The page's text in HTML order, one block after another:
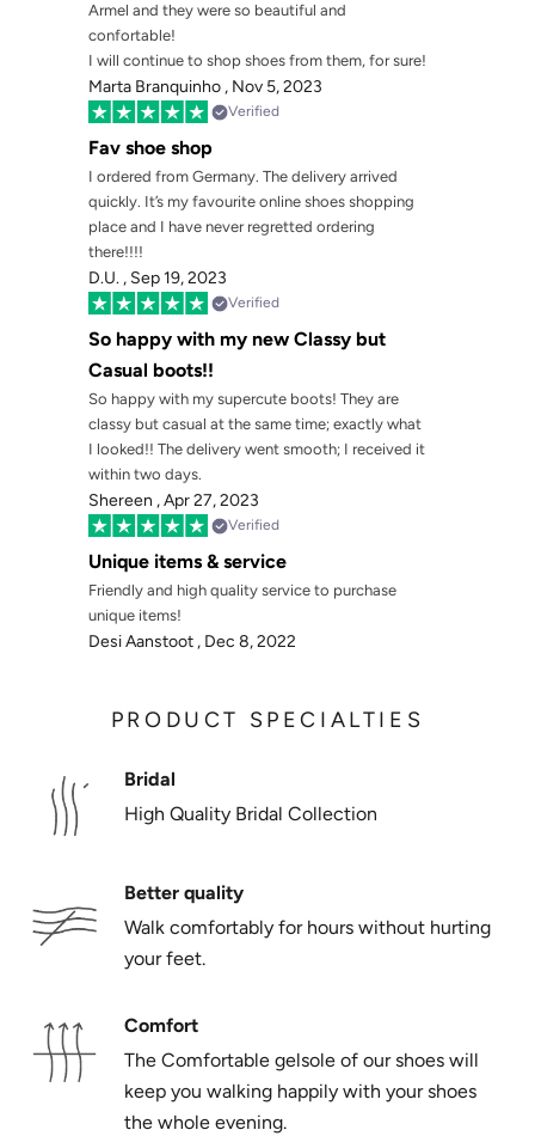
Armel and they were so beautiful and
confortable!
I will continue to shop shoes from them, for sure!
Marta Branquinho , Nov 5, 2023
Verified
Fav shoe shop
I ordered from Germany. The delivery arrived
quickly. It’s my favourite online shoes shopping
place and I have never regretted ordering
there!!!!
D.U. , Sep 19, 2023
Verified
So happy with my new Classy but
Casual boots!!
So happy with my supercute boots! They are
classy but casual at the same time; exactly what
I looked!! The delivery went smooth; I received it
within two days.
Shereen ,Apr 27, 2023
Verified
Unique items & service
Friendly and high quality service to purchase
unique items!
Desi Aanstoot , Dec 8, 2022
PRODUCT SPECIALTIES
Bridal
High Quality Bridal Collection
Better quality
Walk comfortably for hours without hurting
your feet.
Comfort
The Comfortable gelsole of our shoes will
keep you walking happily with your shoes
the whole evening.